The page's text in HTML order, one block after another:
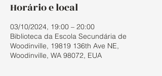
Horário e local
03/10/2024, 19:00 – 20:00
Biblioteca da Escola Secundária de
Woodinville, 19819 136th Ave NE,
Woodinville, WA 98072, EUA